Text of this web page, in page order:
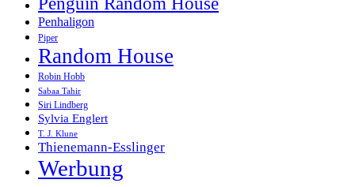
Penhaligon
Piper
Random House
Robin Hobb
Sabaa Tahir
Siri Lindberg
Sylvia Englert
T. J. Klune
Thienemann-Esslinger
Werbung